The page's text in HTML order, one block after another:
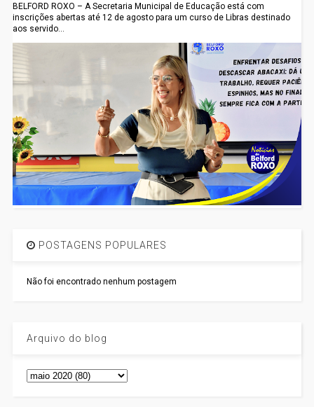
BELFORD ROXO – A Secretaria Municipal de Educação está com
inscrições abertas até 12 de agosto para um curso de Libras destinado
aos servido...
POSTAGENS POPULARES
Não foi encontrado nenhum postagem
Arquivo do blog